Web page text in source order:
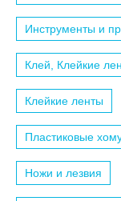
Инструменты и
Клей, Клейкие
Клейкие ленты
Пластиковые
Ножи и лезвия